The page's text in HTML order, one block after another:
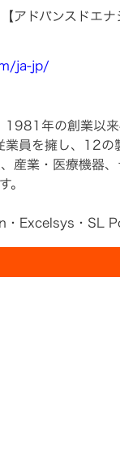
ドバンスドエナ
ja-jp/
年の創業以来
員を擁し、12
産業・医療機器
。
Excelsys・SL